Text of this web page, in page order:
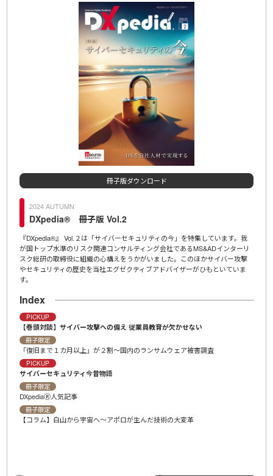
冊子版ダウンロード
2024 AUTUMN
DXpedia® 冊子版 Vol.2
『DXpedia®』 Vol.２は「サイバーセキュリティの今」を特集しています。我
が国トップ水準のリスク関連コンサルティング会社であるMS&ADインターリ
スク総研の取締役に組織の心構えをうかがいました。このほかサイバー攻撃
やセキュリティの歴史を当社エグゼクティブアドバイザーがひもといていま
す。
Index
PICKUP
【巻頭対談】サイバー攻撃への備え 従業員教育が欠かせない
冊子限定
「復旧まで１カ月以上」が２割〜国内のランサムウェア被害調査
PICKUP
サイバーセキュリティ今昔物語
冊子限定
DXpediaⓇ人気記事
冊子限定
【コラム】白山から宇宙へ～アポロが生んだ技術の大変革